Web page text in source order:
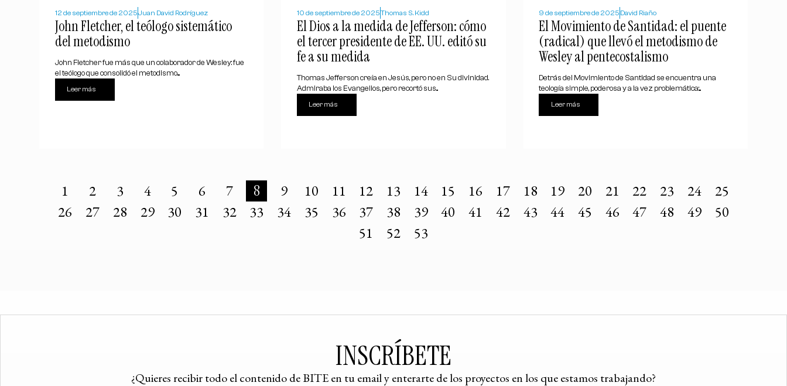
12 de septiembre de 2025Juan David Rodríguez
John Fletcher, el teólogo sistemático
del metodismo
John Fletcher fue más que un colaborador de Wesley: fue
el teólogo que consolidó el metodismo....
Leer más
10 de septiembre de 2025Thomas S. Kidd
El Dios a la medida de Jefferson: cómo
el tercer presidente de EE. UU. editó su
fe a su medida
Thomas Jefferson creía en Jesús, pero no en Su divinidad.
Admiraba los Evangelios, pero recortó sus...
Leer más
9 de septiembre de 2025 David Riaño
El Movimiento de Santidad: el puente
(radical) que llevó el metodismo de
Wesley al pentecostalismo
Detrás del Movimiento de Santidad se encuentra una
teología simple, poderosa y a la vez problemática:...
Leer más
1 2 3 4 5 6 7 8 9 10 11 12 13 14 15 16 17 18 19 20 21 22 23 24
25
26
27 28 29 30 31 32 33 34 35 36 37 38 39 40 41 42 43 44 45 46 47 48 49
50
51
52 53
INSCRÍBETE
¿Quieres recibir todo el contenido de BITE en tu email y enterarte de los proyectos en los que estamos trabajando?